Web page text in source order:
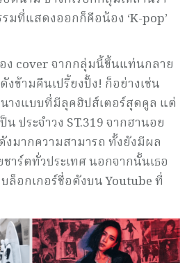
รมที่แสดงออกก็คือน้อง ‘K-pop’
ง coverจากกลุ่มนี้ขึ้นแท่นกลาย
งข้ามคืนเปรี้ยงปั้ง! ก็อย่างเช่น
นางแบบที่มีลุคฮิปส์เตอร์สุดคูล แต่
น ประจำวง ST.319 จากฮานอย
มากความสามารถ ทั้งยังมีผล
าร์ตทั่วประเทศ นอกจากนั้นเธอ
ล็อกเกอร์ชื่อดังบนYoutubeที่